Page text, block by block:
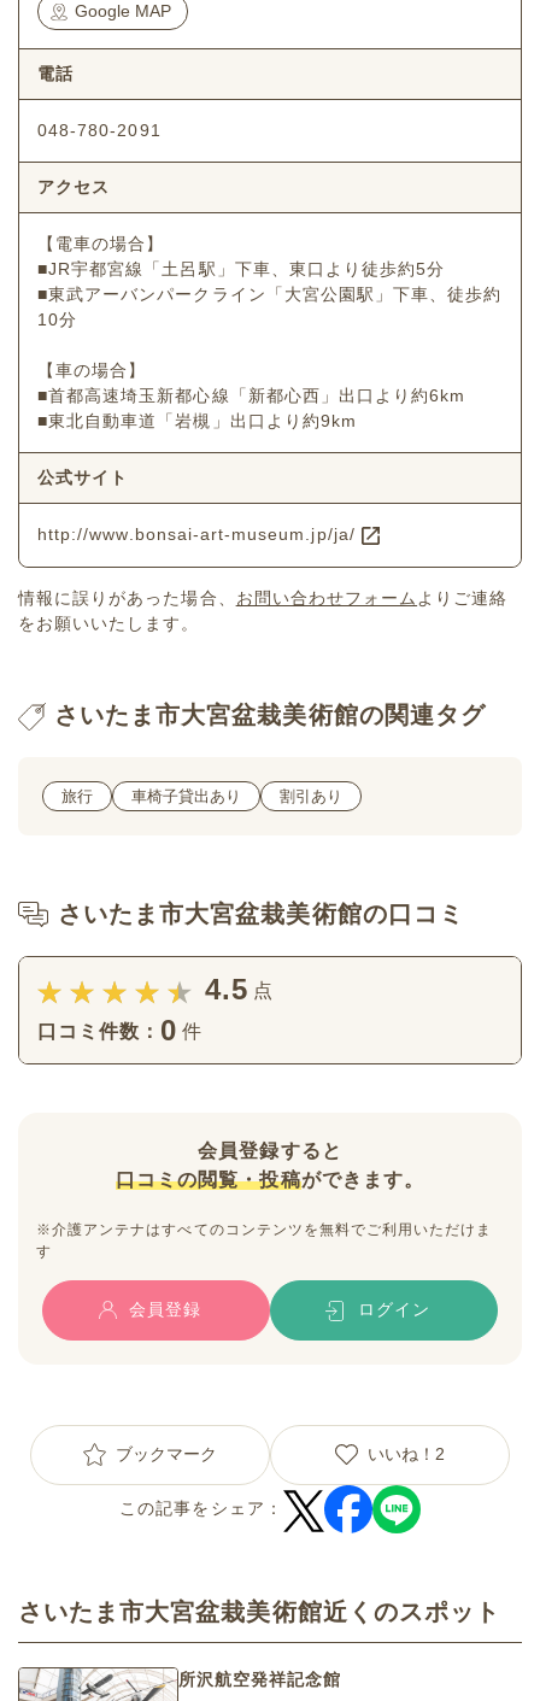
Google MAP
電話
048-780-2091
アクセス
【電車の場合】
■JR宇都宮線「土呂駅」下車、東口より徒歩約5分
■東武アーバンパークライン「大宮公園駅」下車、徒歩約
10分
【車の場合】
■首都高速埼玉新都心線「新都心西」出口より約6km
■東北自動車道「岩槻」出口より約9km
公式サイト
http://www.bonsai-art-museum.jp/ja/
情報に誤りがあった場合、 お問い合わせフォーム よりご連絡
をお願いいたします。
さいたま市大宮盆栽美術館の関連タグ
旅行 車椅子貸出あり 割引あり
さいたま市大宮盆栽美術館の口コミ
4.5 点
口コミ件数： 0 件
会員登録すると
口コミの閲覧・投稿ができます。
※介護アンテナはすべてのコンテンツを無料でご利用いただけま
す
会員登録 ログイン
ブックマーク いいね！ 2
この記事をシェア：
さいたま市大宮盆栽美術館近くのスポット
所沢航空発祥記念館